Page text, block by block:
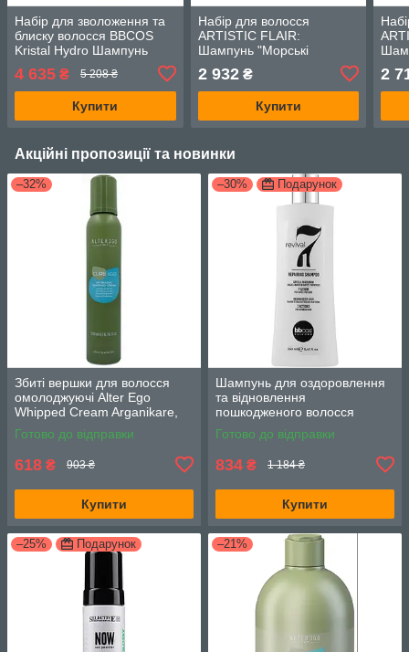
Набір для зволоження та
блиску волосся BBCOS
Kristal Hydro Шампунь
1000 мл Маска 1000 мл та
Рідкі кристали Everyday
100 мл
4 635 ₴ 5 208 ₴
Купити
Набір для волосся
ARTISTIC FLAIR:
Шампунь "Морські
Двофазний спрей 150 мл
2 932₴
Купити
2
Акційні пропозиції та новинки
–32%
Збиті вершки для волосся
омолоджуючі Alter Ego
Whipped Cream Arganikare,
200 мл
Готово до відправки
618 ₴ 903 ₴
Купити
–30% Подарунок
Шампунь для оздоровлення
та відновлення
пошкодженого волосся
BBCOS Revival 7/1 250 мл
Готово до відправки
834 ₴ 1 184 ₴
Купити
–25% Подарунок –21%